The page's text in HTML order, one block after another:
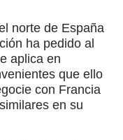
norte de España
ha pedido al
aplica en
que ello
con Francia
en su